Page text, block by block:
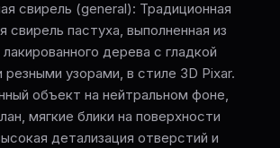
свирель (general): Традиционная
свирель пастуха, выполненная из
дерева с гладкой
резными узорами, в стиле 3D Pixar.
объект на нейтральном фоне,
мягкие блики на поверхности
детализация отверстий и